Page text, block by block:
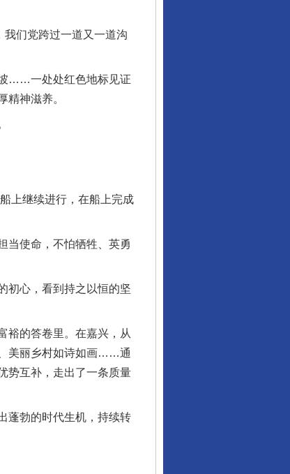
们党跨过一道又一道沟
……一处处红色地标见证
精神滋养。
上继续进行，在船上完成
使命，不怕牺牲、英勇
心，看到持之以恒的坚
的答卷里。在嘉兴，从
美丽乡村如诗如画……通
势互补，走出了一条质量
蓬勃的时代生机，持续转